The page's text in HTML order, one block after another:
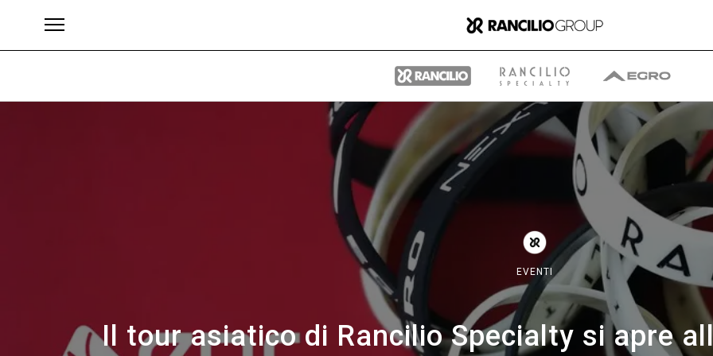
EVENTI
Il tour asiatico di Rancilio Specialty si apre
Il gruppo
Chi siamo
Cosa Facciamo